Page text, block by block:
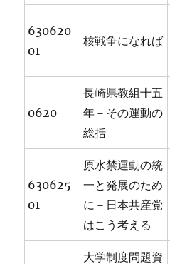
630620
01
核戦争になれば
0620
長崎県教組十五
年－その運動の
総括
630625
01
原水禁運動の統
一と発展のため
に－日本共産党
はこう考える
大学制度問題資